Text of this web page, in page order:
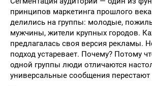
принципов маркетинга прошлого
делились на группы: молодые,
мужчины, жители крупных городов.
предлагалась своя версия рекламы.
подход устаревает. Почему? Потому
одной группы люди отличаются
универсальные сообщения перестают